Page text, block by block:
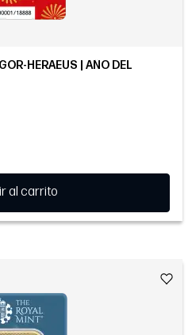
HERAEUS | AÑO DEL
al carrito